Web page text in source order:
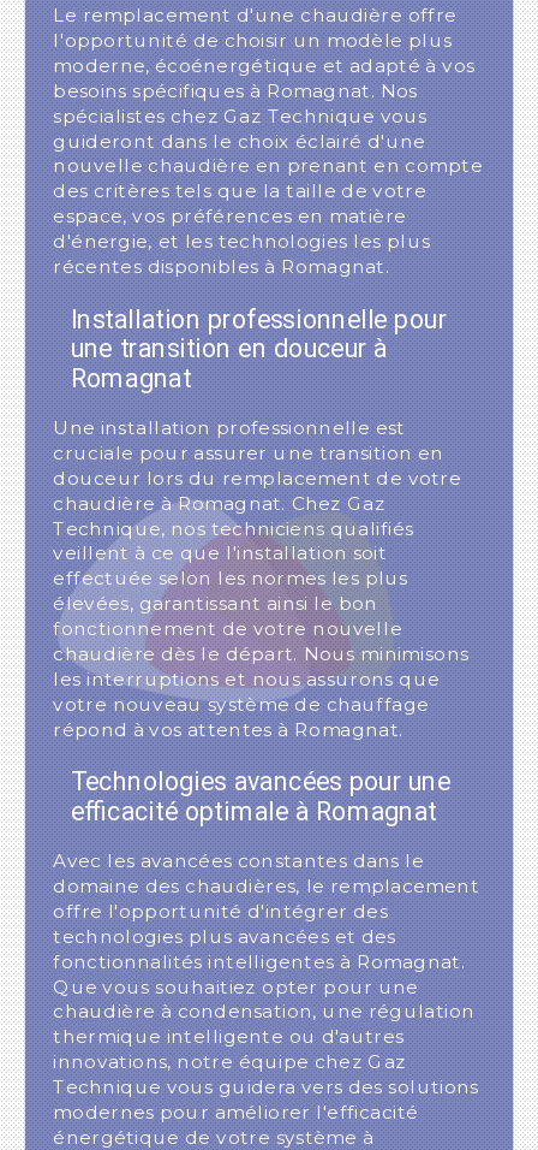
Le remplacement d'une chaudière offre
l'opportunité de choisir un modèle plus
moderne, écoénergétique et adapté à vos
besoins spécifiques à Romagnat. Nos
spécialistes chez Gaz Technique vous
guideront dans le choix éclairé d'une
nouvelle chaudière en prenant en compte
des critères tels que la taille de votre
espace, vos préférences en matière
d'énergie, et les technologies les plus
récentes disponibles à Romagnat.
Installation professionnelle pour
une transition en douceur à
Romagnat
Une installation professionnelle est
cruciale pour assurer une transition en
douceur lors du remplacement de votre
chaudière à Romagnat. Chez Gaz
Technique, nos techniciens qualifiés
veillent à ce que l'installation soit
effectuée selon les normes les plus
élevées, garantissant ainsi le bon
fonctionnement de votre nouvelle
chaudière dès le départ. Nous minimisons
les interruptions et nous assurons que
votre nouveau système de chauffage
répond à vos attentes à Romagnat.
Technologies avancées pour une
efficacité optimale à Romagnat
Avec les avancées constantes dans le
domaine des chaudières, le remplacement
offre l'opportunité d'intégrer des
technologies plus avancées et des
fonctionnalités intelligentes à Romagnat.
Que vous souhaitiez opter pour une
chaudière à condensation, une régulation
thermique intelligente ou d'autres
innovations, notre équipe chez Gaz
Technique vous guidera vers des solutions
modernes pour améliorer l'efficacité
énergétique de votre système à